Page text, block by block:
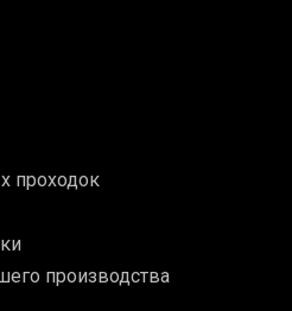
проходок
производства